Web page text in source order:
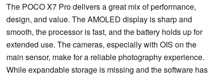
The POCO X7 Pro delivers a great mix of performance,
design, and value. The AMOLED display is sharp and
smooth, the processor is fast, and the battery holds up for
extended use. The cameras, especially with OIS on the
main sensor, make for a reliable photography experience.
While expandable storage is missing and the software has